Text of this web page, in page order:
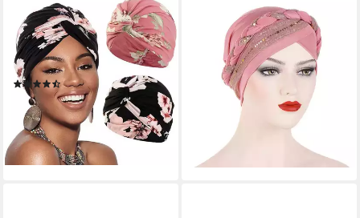
CACHITO
Kopftuch 2 Stücke Frauen
Chemo Hüte Turban Damen
Beanie
(2)
24,24 € 34,24 €
-29%
lieferbar - in 5-6 Werktagen bei dir
Kopftuch Chemo Turban für
Damen, Kopfbedeckung
Beanie Mütze
19,11 € 35,99 €
lieferbar in 2 Wochen
+5